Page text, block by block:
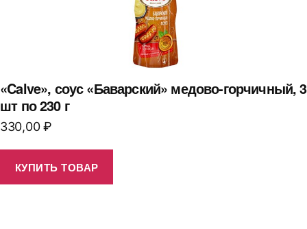
«Calve», соус «Баварский» медово-горчичный, 3
шт по 230 г
330,00₽
КУПИТЬ ТОВАР